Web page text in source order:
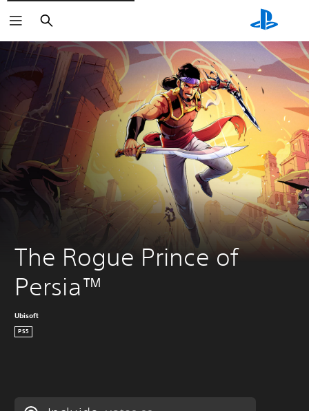
Buscar
The Rogue Prince of
Persia™
Ubisoft
PS5